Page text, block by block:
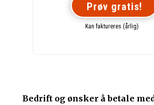
Prøv gratis!
Kan faktureres (årlig)
Bedrift og ønsker å betale